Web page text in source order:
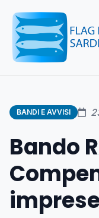
BANDI E AVVISI
Bando